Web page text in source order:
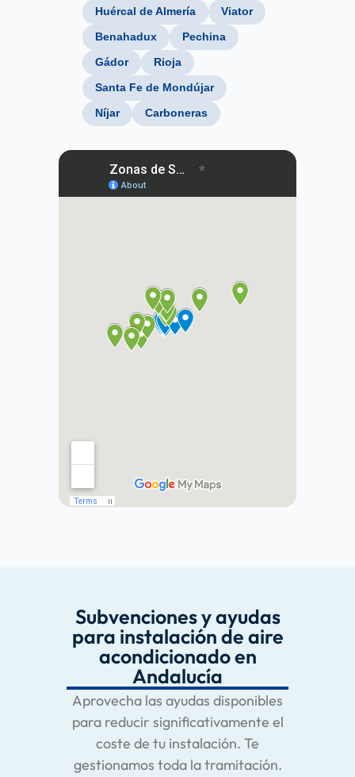
Huércal de Almería Viator
Benahadux Pechina
Gádor Rioja
Santa Fe de Mondújar
Níjar Carboneras
Subvenciones y ayudas
para instalación de aire
acondicionado en
Andalucía
Aprovecha las ayudas disponibles
para reducir significativamente el
coste de tu instalación. Te
gestionamos toda la tramitación.